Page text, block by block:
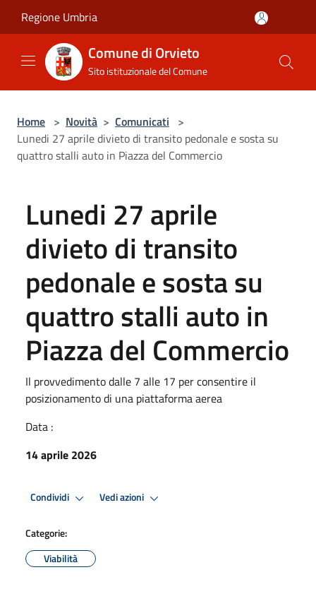
Regione Umbria
Comune di Orvieto
Sito istituzionale del Comune
Home > Novità > Comunicati >
Lunedi 27 aprile divieto di transito pedonale e sosta su
quattro stalli auto in Piazza del Commercio
Lunedi 27 aprile
divieto di transito
pedonale e sosta su
quattro stalli auto in
Piazza del Commercio
Il provvedimento dalle 7 alle 17 per consentire il
posizionamento di una piattaforma aerea
Data :
14 aprile 2026
Condividi Vedi azioni
Categorie:
Viabilità